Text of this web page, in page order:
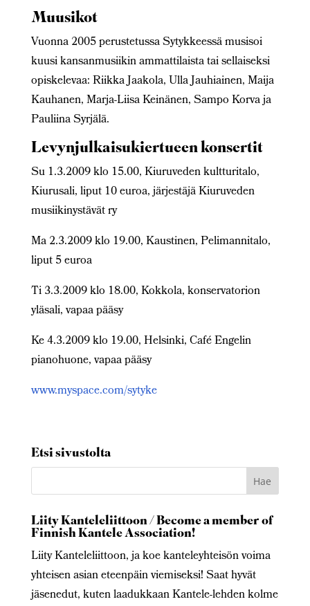
Muusikot
Vuonna 2005 perustetussa Sytykkeessä musisoi
kuusi kansanmusiikin ammattilaista tai sellaiseksi
opiskelevaa: Riikka Jaakola, Ulla Jauhiainen, Maija
Kauhanen, Marja-Liisa Keinänen, Sampo Korva ja
Pauliina Syrjälä.
Levynjulkaisukiertueen konsertit
Su 1.3.2009 klo 15.00, Kiuruveden kultturitalo,
Kiurusali, liput 10 euroa, järjestäjä Kiuruveden
musiikinystävät ry
Ma 2.3.2009 klo 19.00, Kaustinen, Pelimannitalo,
liput 5 euroa
Ti 3.3.2009 klo 18.00, Kokkola, konservatorion
yläsali, vapaa pääsy
Ke 4.3.2009 klo 19.00, Helsinki, Café Engelin
pianohuone, vapaa pääsy
www.myspace.com/sytyke
Etsi sivustolta
Liity Kanteleliittoon / Become a member of
Finnish Kantele Association!
Liity Kanteleliittoon, ja koe kanteleyhteisön voima
yhteisen asian eteenpäin viemiseksi! Saat hyvät
jäsenedut, kuten laadukkaan Kantele-lehden kolme